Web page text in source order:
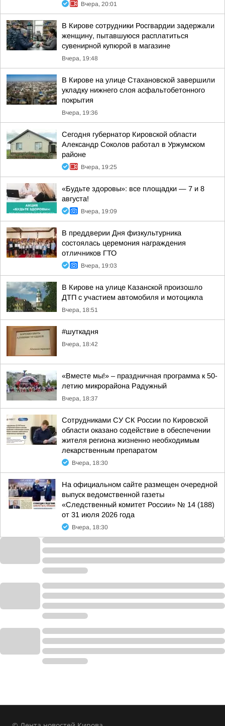
Вчера, 20:01
В Кирове сотрудники Росгвардии задержали
женщину, пытавшуюся расплатиться
сувенирной купюрой в магазине
Вчера, 19:48
В Кирове на улице Стахановской завершили
укладку нижнего слоя асфальтобетонного
покрытия
Вчера, 19:36
Сегодня губернатор Кировской области
Александр Соколов работал в Уржумском
районе
Вчера, 19:25
«Будьте здоровы»: все площадки — 7 и 8
августа!
Вчера, 19:09
В преддверии Дня физкультурника
состоялась церемония награждения
отличников ГТО
Вчера, 19:03
В Кирове на улице Казанской произошло
ДТП с участием автомобиля и мотоцикла
Вчера, 18:51
#шуткадня
Вчера, 18:42
«Вместе мы!» – праздничная программа к 50-
летию микрорайона Радужный
Вчера, 18:37
Сотрудниками СУ СК России по Кировской
области оказано содействие в обеспечении
жителя региона жизненно необходимым
лекарственным препаратом
Вчера, 18:30
На официальном сайте размещен очередной
выпуск ведомственной газеты
«Следственный комитет России» № 14 (188)
от 31 июля 2026 года
Вчера, 18:30